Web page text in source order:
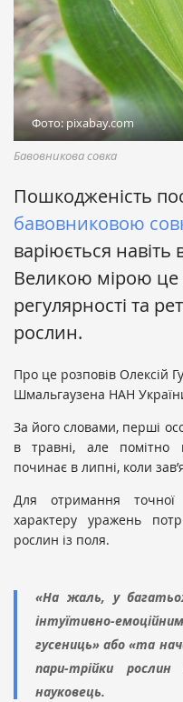
Фото: pixabay.com
Бавовникова совка
Пошкодженість
бавовниковою
варіюється навіть
Великою мірою це
регулярності та
рослин.
Про це розповів Олексій
Шмальгаузена НАН
За його словами, перші
в травні, але
починає в липні, коли
Для отримання точної
характеру уражень
рослин із поля.
«На жаль, у
інтуїтивно-
гусениць» або «та
пари-трійки
науковець.